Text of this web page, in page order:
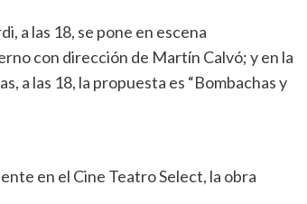
a las 18, se pone en escena
con dirección de Martín Calvó; y en la
a las 18, la propuesta es “Bombachas y
en el Cine Teatro Select, la obra